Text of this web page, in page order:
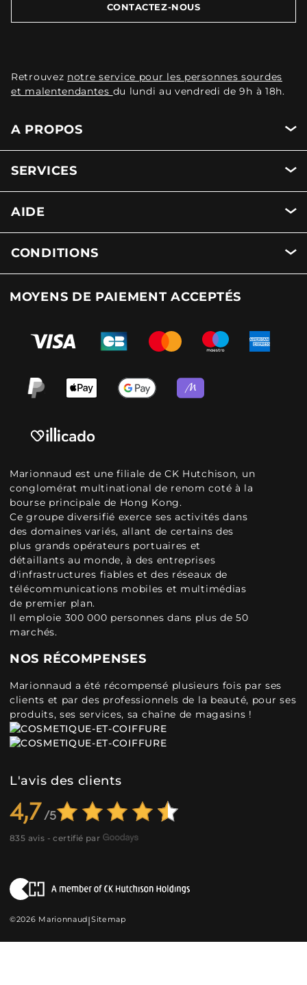
CONTACTEZ-NOUS
Retrouvez notre service pour les personnes sourdes
et malentendantes du lundi au vendredi de 9h à 18h.
A PROPOS
SERVICES
AIDE
CONDITIONS
MOYENS DE PAIEMENT ACCEPTÉS
Marionnaud est une filiale de CK Hutchison, un
conglomérat multinational de renom coté à la
bourse principale de Hong Kong.
Ce groupe diversifié exerce ses activités dans
des domaines variés, allant de certains des
plus grands opérateurs portuaires et
détaillants au monde, à des entreprises
d'infrastructures fiables et des réseaux de
télécommunications mobiles et multimédias
de premier plan.
Il emploie 300 000 personnes dans plus de 50
marchés.
NOS RÉCOMPENSES
Marionnaud a été récompensé plusieurs fois par ses
clients et par des professionnels de la beauté, pour ses
produits, ses services, sa chaîne de magasins !
L'avis des clients
4,7
835 avis - certifié par
©2026 Marionnaud|Sitemap